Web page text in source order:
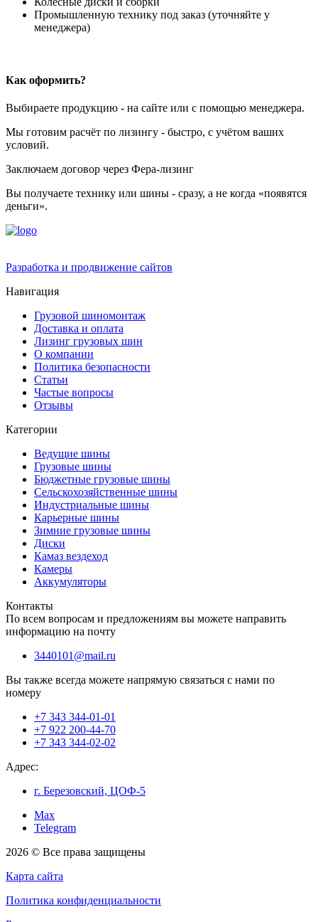
Промышленную технику под заказ (уточняйте у
менеджера)
Как оформить?
Выбираете продукцию - на сайте или с помощью менеджера.
Мы готовим расчёт по лизингу - быстро, с учётом ваших
условий.
Заключаем договор через Фера-лизинг
Вы получаете технику или шины - сразу, а не когда «появятся
деньги».
Разработка и продвижение сайтов
Навигация
Грузовой шиномонтаж
Доставка и оплата
Лизинг грузовых шин
О компании
Политика безопасности
Статьи
Частые вопросы
Отзывы
Категории
Ведущие шины
Грузовые шины
Бюджетные грузовые шины
Сельскохозяйственные шины
Индустриальные шины
Карьерные шины
Зимние грузовые шины
Диски
Камаз вездеход
Камеры
Аккумуляторы
Контакты
По всем вопросам и предложениям вы можете направить
информацию на почту
3440101@mail.ru
Вы также всегда можете напрямую связаться с нами по
номеру
+7 343 344-01-01
+7 922 200-44-70
+7 343 344-02-02
Адрес:
г. Березовский, ЦОФ-5
Max
Telegram
2026 © Все права защищены
Карта сайта
Политика конфиденциальности